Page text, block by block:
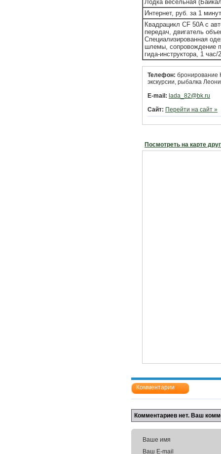
Лодка весельная
Интернет, руб. за 1
Квадрацикл CF 50A с
передач, двигатель
Специализированная
шлемы, сопровождение
гида-инструктора, 1
Телефон: бронирование
экскурсии, рыбалка
E-mail: lada_82@bk.ru
Сайт: Перейти на сайт »
Посмотреть на карте
Комментарии
Комментариев нет. Ваш
Ваше имя
Ваш E-mail